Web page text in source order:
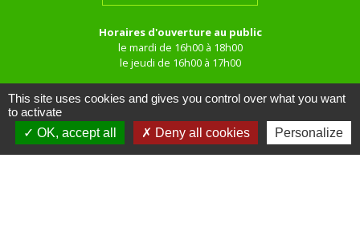
Horaires d'ouverture au public
le mardi de 16h00 à 18h00
le jeudi de 16h00 à 17h00
This site uses cookies and gives you control over what you want
to activate
OK, accept all
Deny all cookies Personalize